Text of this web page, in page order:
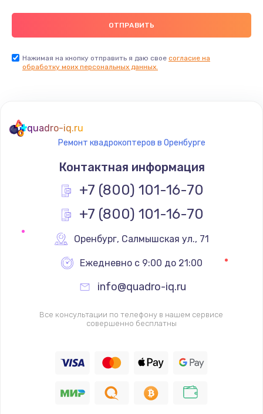
Нажимая на кнопку отправить я даю свое согласие на
обработку моих персональных данных.
quadro-iq.ru
Ремонт квадрокоптеров в Оренбурге
Контактная информация
+7 (800) 101-16-70
+7 (800) 101-16-70
Оренбург, Салмышская ул., 71
Ежедневно с 9:00 до 21:00
info@quadro-iq.ru
Все консультации по телефону в нашем сервисе
совершенно бесплатны